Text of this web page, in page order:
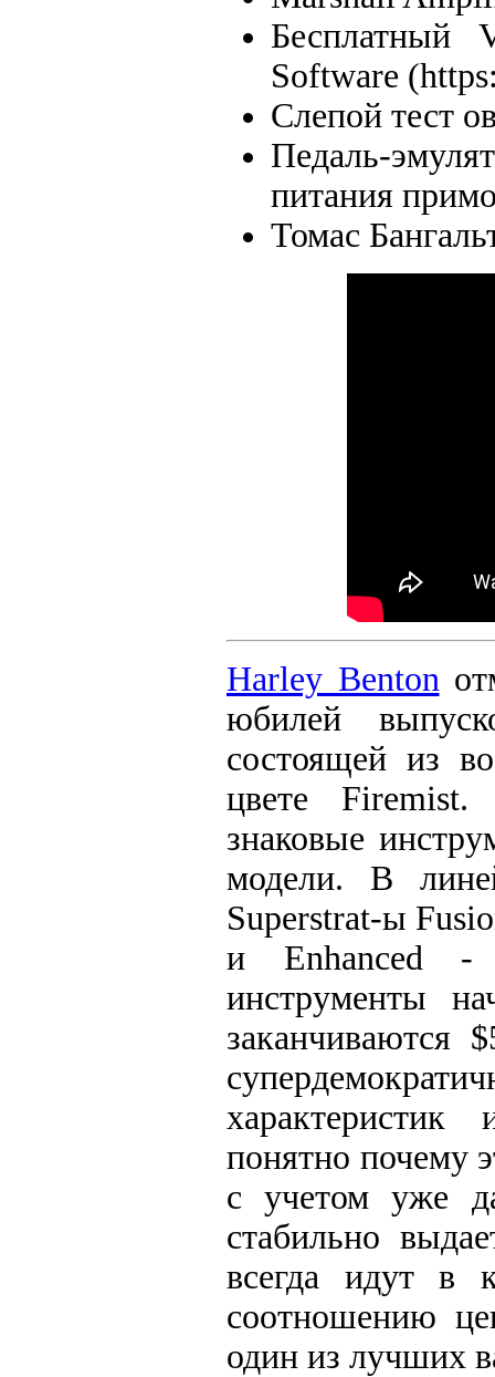
Software
Слепой тест
Педаль-
питания
Томас
Harley Benton
юбилей
состоящей из
цвете
знаковые
модели. В
Superstrat-ы
и Enhanced
инструменты
заканчиваются
понятно почему
с учетом уже
стабильно
всегда идут в
соотношению
один из лучших